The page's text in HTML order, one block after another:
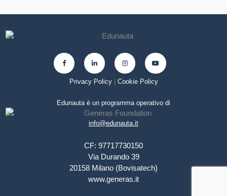
Privacy Policy| Cookie Policy
Edunauta è un programma operativo di
info@edunauta.it
CF: 97717730150
Via Durando 39
20158 Milano (Bovisatech)
www.generas.it